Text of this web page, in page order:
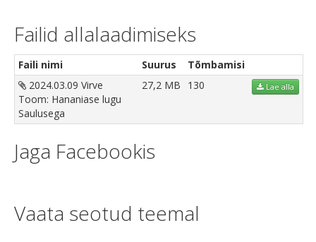
Failid allalaadimiseks
Faili nimi Suurus
Tõmbamisi
2024.03.09 Virve
Toom: Hananiase lugu
Saulusega
27,2 MB 130 Lae alla
Jaga Facebookis
Vaata seotud teemal